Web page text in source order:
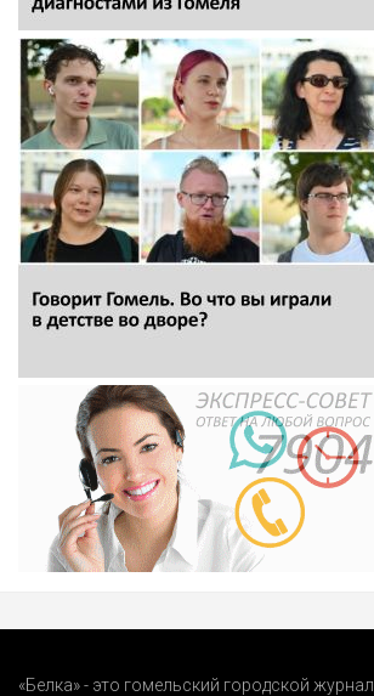
«Белка» - это гомельский городской журнал.